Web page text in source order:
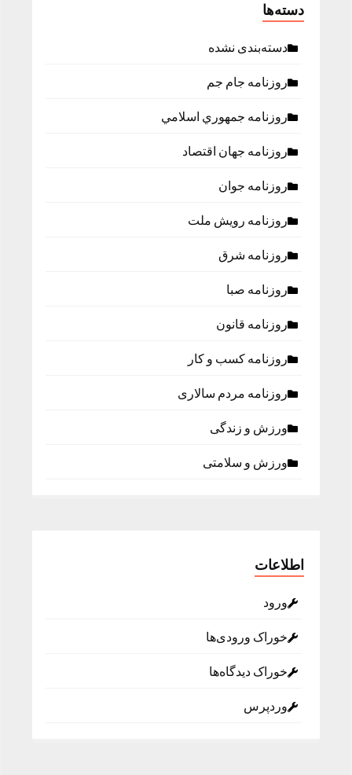
دسته‌ها
دسته‌بندی نشده
روزنامه جام جم
روزنامه جمهوري اسلامي
روزنامه جهان اقتصاد
روزنامه جوان
روزنامه رویش ملت
روزنامه شرق
روزنامه صبا
روزنامه قانون
روزنامه كسب و كار
روزنامه مردم سالاری
ورزش و زندگی
ورزش و سلامتی
اطلاعات
ورود
خوراک ورودی‌ها
خوراک دیدگاه‌ها
وردپرس